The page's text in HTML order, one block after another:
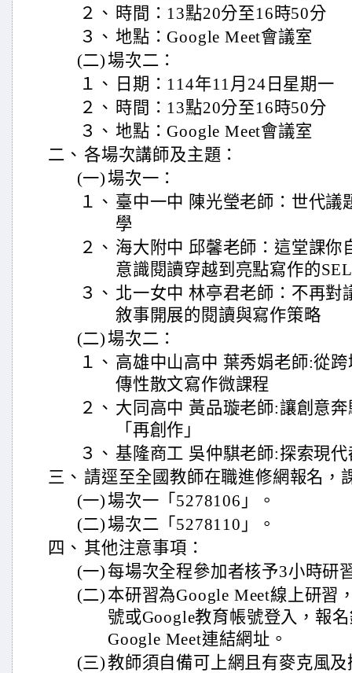
２、 時間：13點20分至16時50分
３、 地點：Google Meet會議室
(二)場次二：
１、
日期：114年11月24日星期一
２、 時間：13點20分至16時50分
３、 地點：Google Meet會議室
二、 各場次講師及主題：
(一)場次一：
１、 臺中一中 陳光瑩老師：世代議
學
２、 海大附中 邱馨老師：這堂課
意識閱讀穿越到亮點寫作的
３、 北一女中 林亭君老師：不再
敘事開展的閱讀與寫作策略
(二)場次二：
１、 高雄中山高中 葉秀娟老師:從
傳性散文寫作微課程
２、 大同高中 黃品璇老師:讓創意
「再創作」
３、 基隆商工 吳仲騏老師:探索現
三、 請逕至全國教師在職進修網報名，
(一)場次一「5278106」。
(二)場次二「5278110」。
四、 其他注意事項：
(一) 每場次全程參加者核予3小時研
(二) 本研習為Google Meet線上研習
號或Google教育帳號登入，報
Google Meet連結網址。
(三)教師須自備可上網且有麥克風